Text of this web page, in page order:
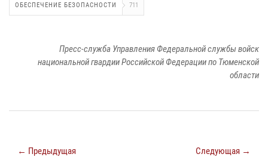
ОБЕСПЕЧЕНИЕ БЕЗОПАСНОСТИ 711
Пресс-служба Управления Федеральной службы войск
национальной гвардии Российской Федерации по Тюменской
области
← Предыдущая Следующая →